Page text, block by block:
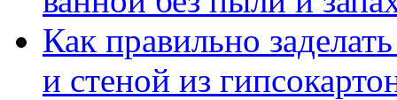
Как правильно
и стеной из